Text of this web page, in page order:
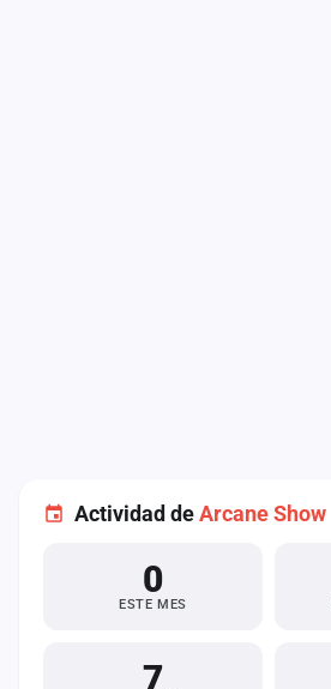
Actividad deArcane Show
0
ESTE MES
7